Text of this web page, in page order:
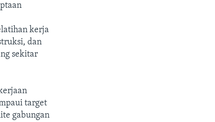
kerja
dan
sekitar
target
gabungan